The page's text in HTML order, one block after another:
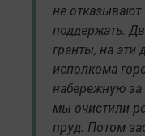
не
поддержать.
гранты, на
исполкома
набережную
мы очистили
пруд. Потом